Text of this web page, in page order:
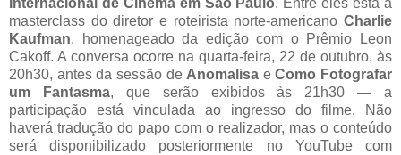
Internacional de Cinema em São Paulo. Entre eles está a
masterclass do diretor e roteirista norte-americano Charlie
Kaufman, homenageado da edição com o Prêmio Leon
Cakoff. A conversa ocorre na quarta-feira, 22 de outubro, às
20h30, antes da sessão de Anomalisa eComo Fotografar
um Fantasma, que serão exibidos às 21h30 — a
participação está vinculada ao ingresso do filme. Não
haverá tradução do papo com o realizador, mas o conteúdo
será disponibilizado posteriormente no YouTube com